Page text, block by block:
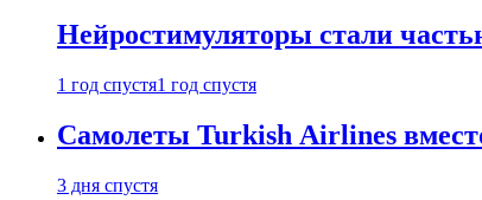
Нейростимуляторы стали
1 год спустя1 год спустя
Самолеты Turkish Airlines
3 дня спустя